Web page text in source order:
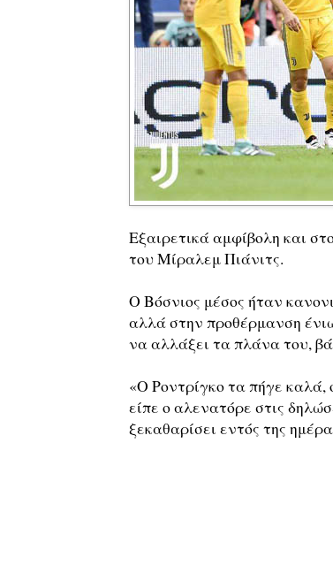
Εξαιρετικά αμφίβολη και
του Μίραλεμ Πιάνιτς.
Ο Βόσνιος μέσος ήταν
αλλά στην προθέρμανση
να αλλάξει τα πλάνα του,
«Ο Ροντρίγκο τα πήγε καλά,
είπε ο αλενατόρε στις
ξεκαθαρίσει εντός της